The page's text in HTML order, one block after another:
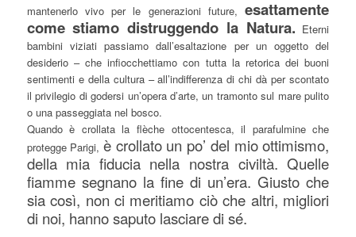
mantenerlo vivo per le generazioni future,esattamente
come stiamo distruggendo la Natura. Eterni
bambini viziati passiamo dall’esaltazione per un oggetto del
desiderio – che infiocchettiamo con tutta la retorica dei buoni
sentimenti e della cultura – all’indifferenza di chi dà per scontato
il privilegio di godersi un’opera d’arte, un tramonto sul mare pulito
o una passeggiata nel bosco.
Quando è crollata la flèche ottocentesca, il parafulmine che
protegge Parigi,è crollato un po’ del mio ottimismo,
della mia fiducia nella nostra civiltà. Quelle
fiamme segnano la fine di un’era. Giusto che
sia così, non ci meritiamo ciò che altri, migliori
di noi, hanno saputo lasciare di sé.